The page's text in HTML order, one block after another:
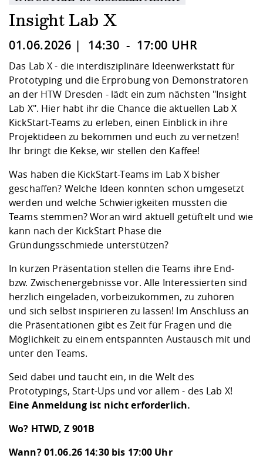
Checkliste zum
und Physik
Digitales Lernen
Fremdsprachen
Jobs, Praktika,
Lebenslagen
Studentenwerk
Angebote der
Arbeit
Lehren,
Formulare und
Internationale
Gründung und
Kooperationen
Klimaschutz &
Förderverein
Landbau/
Maschinenbau
Kontakt und Anfahrt
Qualitätssicherung
Insight Lab X
01.06.2026 | 14:30 - 17:00 UHR
Das Lab X - die interdisziplinäre Ideenwerkstatt für
Prototyping und die Erprobung von Demonstratoren
an der HTW Dresden - lädt ein zum nächsten "Insight
Lab X". Hier habt ihr die Chance die aktuellen Lab X
KickStart-Teams zu erleben, einen Einblick in ihre
Projektideen zu bekommen und euch zu vernetzen!
Ihr bringt die Kekse, wir stellen den Kaffee!
Was haben die KickStart-Teams im Lab X bisher
geschaffen? Welche Ideen konnten schon umgesetzt
werden und welche Schwierigkeiten mussten die
Teams stemmen? Woran wird aktuell getüftelt und wie
kann nach der KickStart Phase die
Gründungsschmiede unterstützen?
In kurzen Präsentation stellen die Teams ihre End-
bzw. Zwischenergebnisse vor. Alle Interessierten sind
herzlich eingeladen, vorbeizukommen, zu zuhören
und sich selbst inspirieren zu lassen! Im Anschluss an
die Präsentationen gibt es Zeit für Fragen und die
Möglichkeit zu einem entspannten Austausch mit und
unter den Teams.
Seid dabei und taucht ein, in die Welt des
Prototypings, Start-Ups und vor allem - des Lab X!
Eine Anmeldung ist nicht erforderlich.
Wo? HTWD, Z 901B
Wann? 01.06.26 14:30 bis 17:00 Uhr